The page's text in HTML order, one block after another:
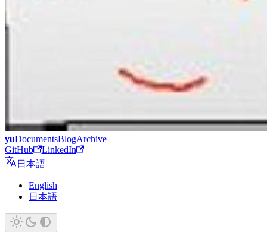
yuDocumentsBlogArchive
GitHub
LinkedIn
日本語
English
日本語